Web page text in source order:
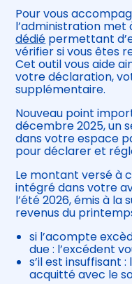
Pour vous
l’administration met
dédié permettant
vérifier si vous êtes
Cet outil vous aide
votre déclaration,
supplémentaire.
Nouveau point
décembre 2025, un
dans votre espace
pour déclarer et
Le montant versé à
intégré dans votre
l’été 2026, émis à
revenus du
si l’acompte
due : l’excédent
s’il est insuffisant
acquitté avec le